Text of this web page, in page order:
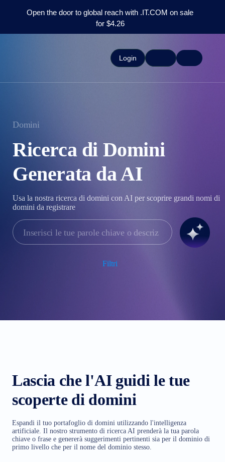
Open the door to global reach with .IT.COM on sale
for $4.26
Login
Domini
Ricerca di Domini
Generata da AI
Usa la nostra ricerca di domini con AI per scoprire grandi nomi di
domini da registrare
Filtri
Lascia che l'AI guidi le tue
scoperte di domini
Espandi il tuo portafoglio di domini utilizzando l'intelligenza
artificiale. Il nostro strumento di ricerca AI prenderà la tua parola
chiave o frase e genererà suggerimenti pertinenti sia per il dominio di
primo livello che per il nome del dominio stesso.